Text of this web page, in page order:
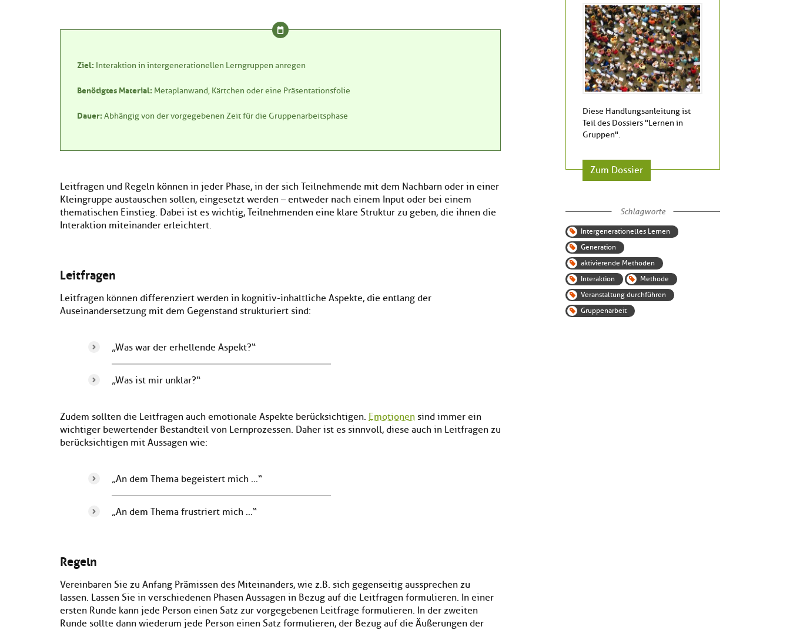
Ziel: Interaktion in intergenerationellen Lerngruppen anregen
Benötigtes Material: Metaplanwand, Kärtchen oder eine Präsentationsfolie
Dauer: Abhängig von der vorgegebenen Zeit für die Gruppenarbeitsphase
Leitfragen und Regeln können in jeder Phase, in der sich Teilnehmende mit dem Nachbarn oder in einer
Kleingruppe austauschen sollen, eingesetzt werden – entweder nach einem Input oder bei einem
thematischen Einstieg. Dabei ist es wichtig, Teilnehmenden eine klare Struktur zu geben, die ihnen die
Interaktion miteinander erleichtert.
Leitfragen
Leitfragen können differenziert werden in kognitiv-inhaltliche Aspekte, die entlang der
Auseinandersetzung mit dem Gegenstand strukturiert sind:
„Was war der erhellende Aspekt?“
„Was ist mir unklar?“
Zudem sollten die Leitfragen auch emotionale Aspekte berücksichtigen. Emotionen sind immer ein
wichtiger bewertender Bestandteil von Lernprozessen. Daher ist es sinnvoll, diese auch in Leitfragen zu
berücksichtigen mit Aussagen wie:
„An dem Thema begeistert mich …“
„An dem Thema frustriert mich …“
Regeln
Vereinbaren Sie zu Anfang Prämissen des Miteinanders, wie z.B. sich gegenseitig aussprechen zu
lassen. Lassen Sie in verschiedenen Phasen Aussagen in Bezug auf die Leitfragen formulieren. In einer
ersten Runde kann jede Person einen Satz zur vorgegebenen Leitfrage formulieren. In der zweiten
Runde sollte dann wiederum jede Person einen Satz formulieren, der Bezug auf die Äußerungen der
Diese Handlungsanleitung ist
Teil des Dossiers "Lernen in
Gruppen".
Zum Dossier
Schlagworte
Intergenerationelles Lernen
Generation
aktivierende Methoden
Interaktion
Methode
Veranstaltung durchführen
Gruppenarbeit